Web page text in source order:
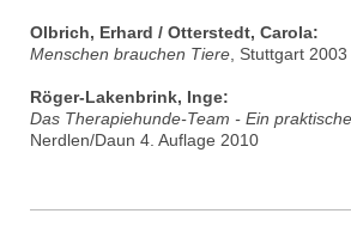
Olbrich, Erhard / Otterstedt, Carola:
Menschen brauchen Tiere , Stuttgart 2003
Röger-Lakenbrink, Inge:
Das Therapiehunde-Team - Ein
Nerdlen/Daun 4. Auflage 2010